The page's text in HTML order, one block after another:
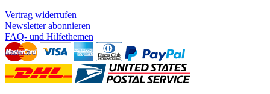
Vertrag widerrufen
Newsletter abonnieren
FAQ- und Hilfethemen